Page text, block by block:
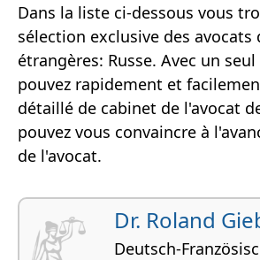
Dans la liste ci-dessous vous
sélection exclusive des avocats
étrangères: Russe. Avec un
pouvez rapidement et
détaillé de cabinet de l'avocat
pouvez vous convaincre à
de l'avocat.
Dr. Roland
Deutsch-